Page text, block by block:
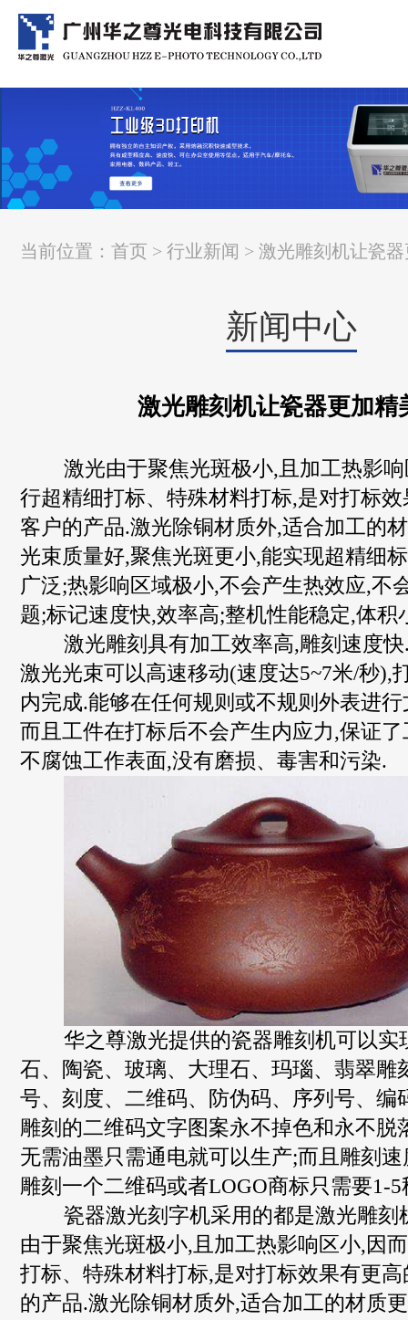
当前位置：首页 >行业新闻 > 激光雕刻机让瓷
新闻中心
激光雕刻机让瓷器更加精
激光由于聚焦光斑极小,且加工热影响
行超精细打标、特殊材料打标,是对打标
客户的产品.激光除铜材质外,适合加工的
光束质量好,聚焦光斑更小,能实现超精细
广泛;热影响区域极小,不会产生热效应,不
题;标记速度快,效率高;整机性能稳定,体积
激光雕刻具有加工效率高,雕刻速度快
激光光束可以高速移动(速度达5~7米/秒),
内完成.能够在任何规则或不规则外表进
而且工件在打标后不会产生内应力,保证
不腐蚀工作表面,没有磨损、毒害和污染.
华之尊激光提供的瓷器雕刻机可以实
石、陶瓷、玻璃、大理石、玛瑙、翡翠雕
号、刻度、二维码、防伪码、序列号、编
雕刻的二维码文字图案永不掉色和永不脱
无需油墨只需通电就可以生产;而且雕刻
雕刻一个二维码或者LOGO商标只需要1-
瓷器激光刻字机采用的都是激光雕刻
由于聚焦光斑极小,且加工热影响区小,因
打标、特殊材料打标,是对打标效果有更
的产品.激光除铜材质外,适合加工的材质